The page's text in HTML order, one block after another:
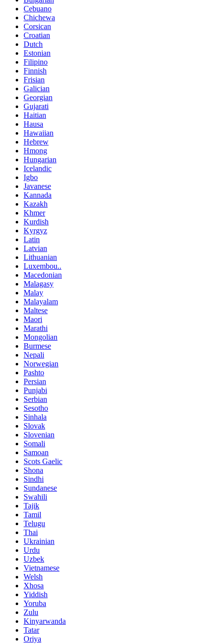
Cebuano
Chichewa
Corsican
Croatian
Dutch
Estonian
Filipino
Finnish
Frisian
Galician
Georgian
Gujarati
Haitian
Hausa
Hawaiian
Hebrew
Hmong
Hungarian
Icelandic
Igbo
Javanese
Kannada
Kazakh
Khmer
Kurdish
Kyrgyz
Latin
Latvian
Lithuanian
Luxembou..
Macedonian
Malagasy
Malay
Malayalam
Maltese
Maori
Marathi
Mongolian
Burmese
Nepali
Norwegian
Pashto
Persian
Punjabi
Serbian
Sesotho
Sinhala
Slovak
Slovenian
Somali
Samoan
Scots Gaelic
Shona
Sindhi
Sundanese
Swahili
Tajik
Tamil
Telugu
Thai
Ukrainian
Urdu
Uzbek
Vietnamese
Welsh
Xhosa
Yiddish
Yoruba
Zulu
Kinyarwanda
Tatar
Oriya